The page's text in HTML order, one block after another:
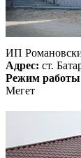
ИП
Адрес: ст.
Режим
Мегет